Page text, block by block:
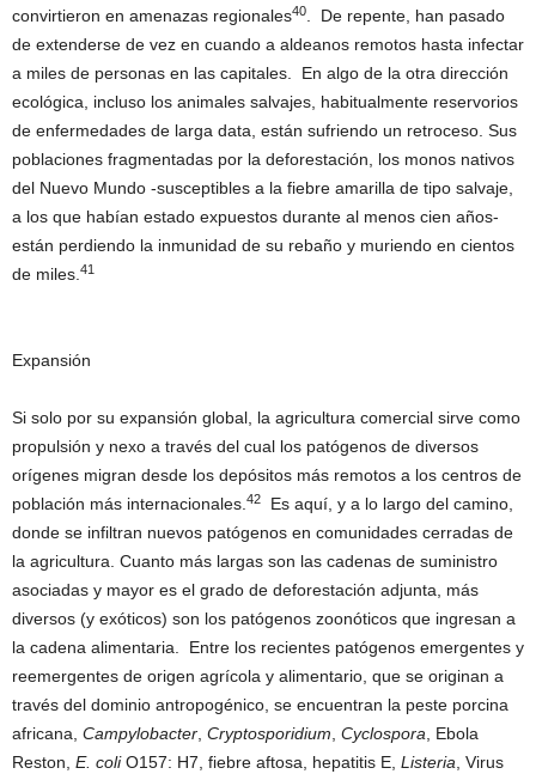
convirtieron en amenazas regionales40
. De repente, han pasado
de extenderse de vez en cuando a aldeanos remotos hasta infectar
a miles de personas en las capitales. En algo de la otra dirección
ecológica, incluso los animales salvajes, habitualmente reservorios
de enfermedades de larga data, están sufriendo un retroceso. Sus
poblaciones fragmentadas por la deforestación, los monos nativos
del Nuevo Mundo -susceptibles a la fiebre amarilla de tipo salvaje,
a los que habían estado expuestos durante al menos cien años-
están perdiendo la inmunidad de su rebaño y muriendo en cientos
de miles. 41
Expansión
Si solo por su expansión global, la agricultura comercial sirve como
propulsión y nexo a través del cual los patógenos de diversos
orígenes migran desde los depósitos más remotos a los centros de
población más internacionales. 42
Es aquí, y a lo largo del camino,
donde se infiltran nuevos patógenos en comunidades cerradas de
la agricultura. Cuanto más largas son las cadenas de suministro
asociadas y mayor es el grado de deforestación adjunta, más
diversos (y exóticos) son los patógenos zoonóticos que ingresan a
la cadena alimentaria. Entre los recientes patógenos emergentes y
reemergentes de origen agrícola y alimentario, que se originan a
través del dominio antropogénico, se encuentran la peste porcina
africana, Campylobacter Cryptosporidium Cyclospora , Ebola
Reston, E. coliO157: H7, fiebre aftosa, hepatitis E, Listeria , Virus